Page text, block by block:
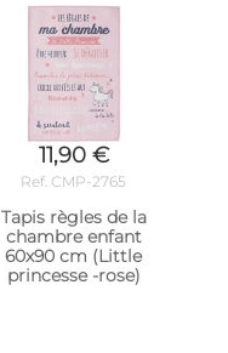
11,90 €
Ref. CMP-2765
Tapis règles de la
chambre enfant
60x90 cm (Little
princesse -rose)